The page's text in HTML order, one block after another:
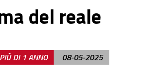
del reale
08-05-2025
DI 1 ANNO